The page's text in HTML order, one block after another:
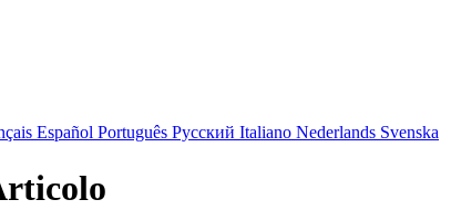
Español Português Русский Italiano Nederlands Svenska